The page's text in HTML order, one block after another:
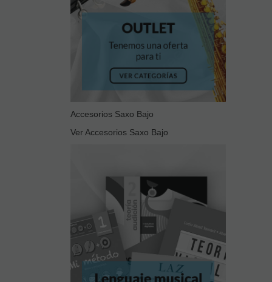
Accesorios Saxo Bajo
Ver Accesorios Saxo Bajo